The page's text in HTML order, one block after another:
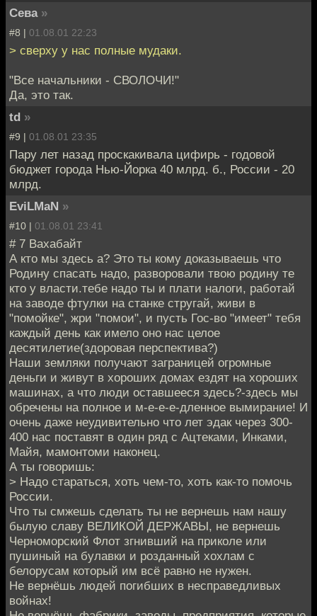
Сева »
#8 | 01.08.01 22:23
> сверху у нас полные мудаки.
"Все начальники - СВОЛОЧИ!"
Да, это так.
td »
#9 | 01.08.01 23:35
Пару лет назад проскакивала цифирь - годовой
бюджет города Нью-Йорка 40 млрд. б., России - 20
млрд.
EviLMaN »
#10 | 01.08.01 23:41
# 7 Вахабайт
А кто мы здесь а? Это ты кому доказываешь что
Родину спасать надо, разворовали твою родину те
кто у власти.тебе надо ты и плати налоги, работай
на заводе фтулки на станке стругай, живи в
"помойке", жри "помои", и пусть Гос-во "имеет" тебя
каждый день как имело оно нас целое
десятилетие(здоровая перспектива?)
Наши земляки получают заграницей огромные
деньги и живут в хороших домах ездят на хороших
машинах, а что люди оставшееся здесь?-здесь мы
обречены на полное и м-е-е-е-дленное вымирание! И
очень даже неудивительно что лет эдак через 300-
400 нас поставят в один ряд с Ацтеками, Инками,
Майя, мамонтоми наконец.
А ты говоришь:
> Надо стараться, хоть чем-то, хоть как-то помочь
России.
Что ты смжешь сделать ты не вернешь нам нашу
былую славу ВЕЛИКОЙ ДЕРЖАВЫ, не вернешь
Черноморский Флот згнивший на приколе или
пушиный на булавки и розданный хохлам с
белорусам который им всё равно не нужен.
Не вернёшь людей погибших в несправедливых
войнах!